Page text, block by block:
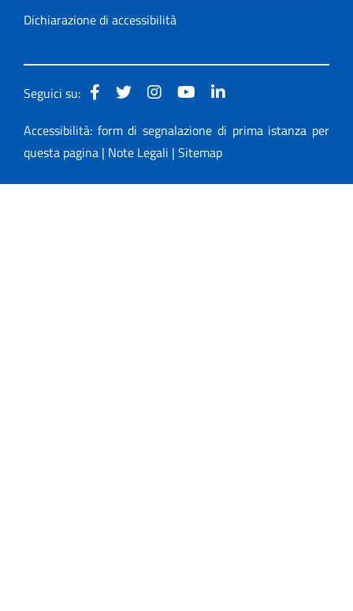
Dichiarazione di accessibilità
Seguici su:
Accessibilità: form di segnalazione di prima istanza per
questa pagina | Note Legali | Sitemap